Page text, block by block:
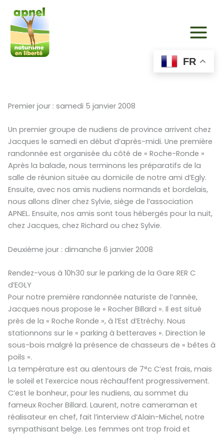
contenu
Premier jour : samedi 5 janvier 2008
Un premier groupe de nudiens de province arrivent chez
Jacques le samedi en début d’après-midi. Une première
randonnée est organisée du côté de « Roche-Ronde »
Après la balade, nous terminons les préparatifs de la
salle de réunion située au domicile de notre ami d’Egly.
Ensuite, avec nos amis nudiens normands et bordelais,
nous allons dîner chez Sylvie, siège de l’association
APNEL. Ensuite, nos amis sont tous hébergés pour la nuit,
chez Jacques, chez Richard ou chez Sylvie.
Deuxième jour : dimanche 6 janvier 2008
Rendez-vous à 10h30 sur le parking de la Gare RER C
d’EGLY
Pour notre première randonnée naturiste de l’année,
Jacques nous propose le « Rocher Billard ». Il est situé
près de la « Roche Ronde », à l’Est d’Etréchy. Nous
stationnons sur le « parking à betteraves ». Direction le
sous-bois malgré la présence de chasseurs de « bêtes à
poils ».
La température est au alentours de 7°c C’est frais, mais
le soleil et l’exercice nous réchauffent progressivement.
C’est le bonheur, pour les nudiens, au sommet du
fameux Rocher Billard. Laurent, notre cameraman et
réalisateur en chef, fait l’interview d’Alain-Michel, notre
sympathisant belge. Les femmes ont trop froid et
FR